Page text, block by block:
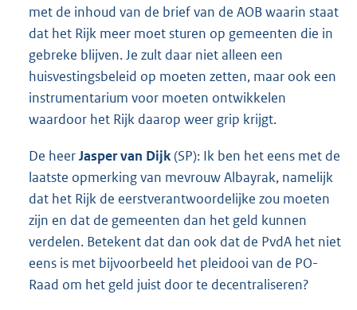
met de inhoud van de brief van de AOB waarin staat
dat het Rijk meer moet sturen op gemeenten die in
gebreke blijven. Je zult daar niet alleen een
huisvestingsbeleid op moeten zetten, maar ook een
instrumentarium voor moeten ontwikkelen
waardoor het Rijk daarop weer grip krijgt.
De heerJasper van Dijk(SP): Ik ben het eens met de
laatste opmerking van mevrouw Albayrak, namelijk
dat het Rijk de eerstverantwoordelijke zou moeten
zijn en dat de gemeenten dan het geld kunnen
verdelen. Betekent dat dan ook dat de PvdA het niet
eens is met bijvoorbeeld het pleidooi van de PO-
Raad om het geld juist door te decentraliseren?